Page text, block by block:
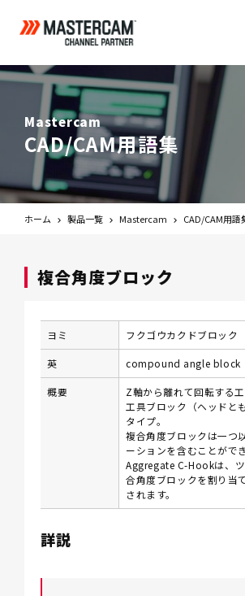
Mastercam
CAD/CAM用語集
ホーム 製品一覧 Mastercam CAD/CAM用語
複合角度ブロック
ヨミ フクゴウカクドブロック
英 compound angle block
概要
Z軸から離れて回転する
工具ブロック（ヘッドと
タイプ。
複合角度ブロックは一つ
ーションを含むことができ
Aggregate C-Hookは、
合角度ブロックを割り当
されます。
詳説